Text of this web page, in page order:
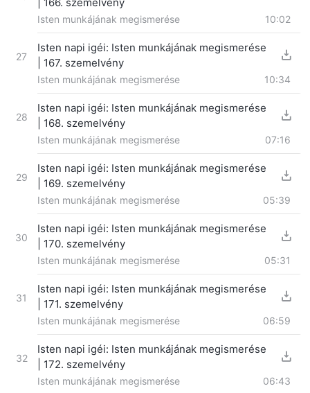
Isten munkájának megismerése 10:02
27
Isten napi igéi: Isten munkájának megismerése
| 167. szemelvény
Isten munkájának megismerése 10:34
28
Isten napi igéi: Isten munkájának megismerése
| 168. szemelvény
Isten munkájának megismerése 07:16
29
Isten napi igéi: Isten munkájának megismerése
| 169. szemelvény
Isten munkájának megismerése 05:39
30
Isten napi igéi: Isten munkájának megismerése
| 170. szemelvény
Isten munkájának megismerése 05:31
31
Isten napi igéi: Isten munkájának megismerése
| 171. szemelvény
Isten munkájának megismerése 06:59
32
Isten napi igéi: Isten munkájának megismerése
| 172. szemelvény
Isten munkájának megismerése 06:43